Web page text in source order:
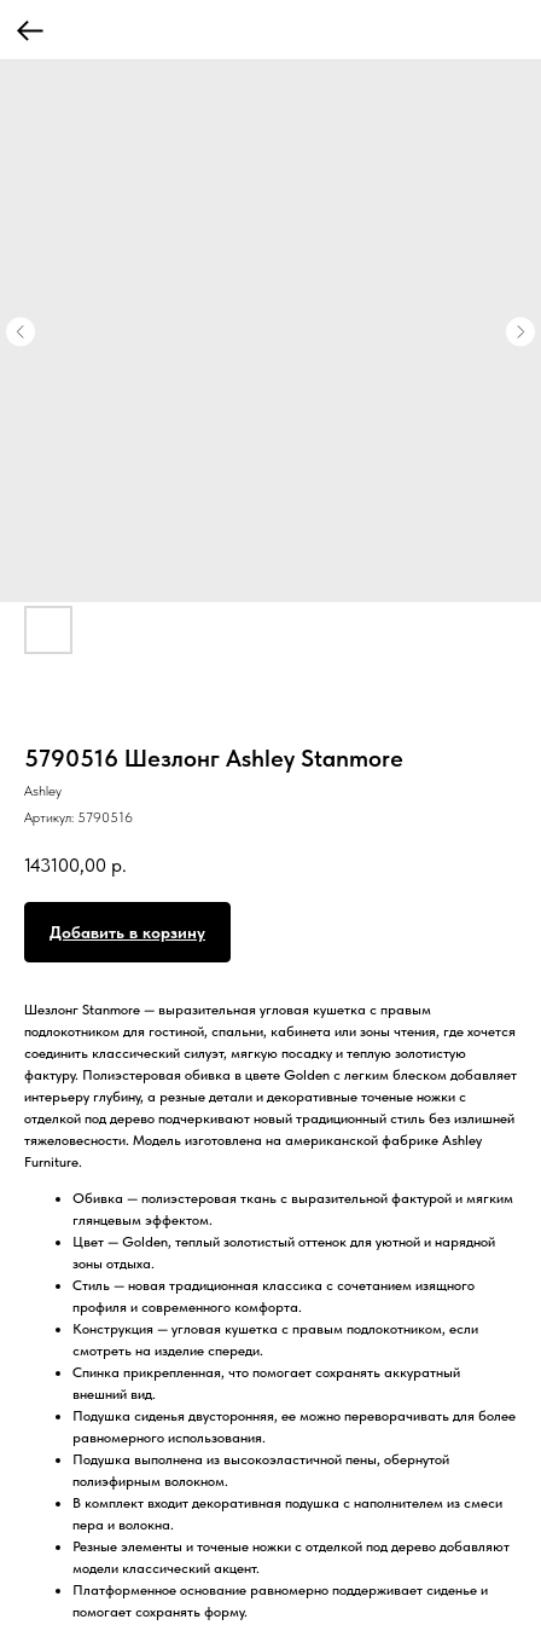
5790516 Шезлонг Ashley Stanmore
Ashley
Артикул: 5790516
143100,00 р.
Добавить в корзину
Шезлонг Stanmore — выразительная угловая кушетка с правым
подлокотником для гостиной, спальни, кабинета или зоны чтения, где хочется
соединить классический силуэт, мягкую посадку и теплую золотистую
фактуру. Полиэстеровая обивка в цвете Golden с легким блеском добавляет
интерьеру глубину, а резные детали и декоративные точеные ножки с
отделкой под дерево подчеркивают новый традиционный стиль без излишней
тяжеловесности. Модель изготовлена на американской фабрике Ashley
Furniture.
Обивка — полиэстеровая ткань с выразительной фактурой и мягким
глянцевым эффектом.
Цвет — Golden, теплый золотистый оттенок для уютной и нарядной
зоны отдыха.
Стиль — новая традиционная классика с сочетанием изящного
профиля и современного комфорта.
Конструкция — угловая кушетка с правым подлокотником, если
смотреть на изделие спереди.
Спинка прикрепленная, что помогает сохранять аккуратный
внешний вид.
Подушка сиденья двусторонняя, ее можно переворачивать для более
равномерного использования.
Подушка выполнена из высокоэластичной пены, обернутой
полиэфирным волокном.
В комплект входит декоративная подушка с наполнителем из смеси
пера и волокна.
Резные элементы и точеные ножки с отделкой под дерево добавляют
модели классический акцент.
Платформенное основание равномерно поддерживает сиденье и
помогает сохранять форму.